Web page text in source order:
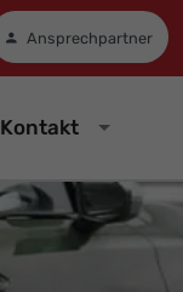
Ansprechpartner
Kontakt